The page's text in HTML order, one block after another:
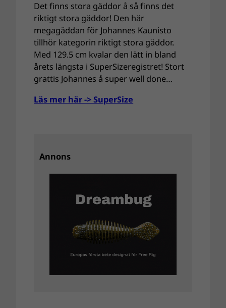
Det finns stora gäddor å så finns det
riktigt stora gäddor! Den här
megagäddan för Johannes Kaunisto
tillhör kategorin riktigt stora gäddor.
Med 129.5 cm kvalar den lätt in bland
årets längsta i SuperSizeregistret! Stort
grattis Johannes å super well done…
Läs mer här -> SuperSize
Annons